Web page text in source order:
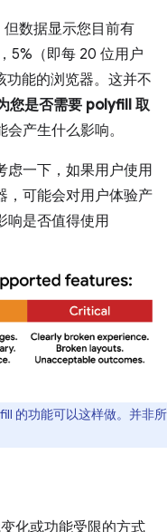
但数据显示您目前有
5%（即每 20 位用户
功能的浏览器。这并不
您是否需要 polyfill 取
产生什么影响。
虑一下，如果用户使用
，可能会对用户体验产
响是否值得使用
的功能可以这样做。并非所
化或功能受限的方式